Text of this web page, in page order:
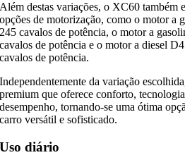
Além destas variações, o XC60 também
opções de motorização, como o motor a
245 cavalos de potência, o motor a
cavalos de potência e o motor a diesel
cavalos de potência.
Independentemente da variação
premium que oferece conforto,
desempenho, tornando-se uma ótima
carro versátil e sofisticado.
Uso diário